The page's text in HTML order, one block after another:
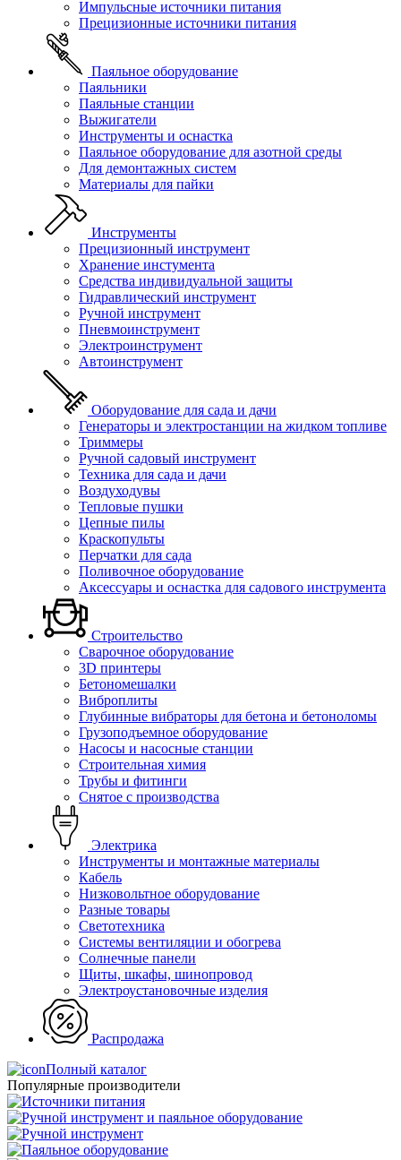
Импульсные источники питания
Прецизионные источники питания
Паяльное оборудование
Паяльники
Паяльные станции
Выжигатели
Инструменты и оснастка
Паяльное оборудование для азотной среды
Для демонтажных систем
Материалы для пайки
Инструменты
Прецизионный инструмент
Хранение инстумента
Средства индивидуальной защиты
Гидравлический инструмент
Ручной инструмент
Пневмоинструмент
Электроинструмент
Автоинструмент
Оборудование для сада и дачи
Генераторы и электростанции на жидком топливе
Триммеры
Ручной садовый инструмент
Техника для сада и дачи
Воздуходувы
Тепловые пушки
Цепные пилы
Краскопульты
Перчатки для сада
Поливочное оборудование
Аксессуары и оснастка для садового инструмента
Строительство
Сварочное оборудование
3D принтеры
Бетономешалки
Виброплиты
Глубинные вибраторы для бетона и бетоноломы
Грузоподъемное оборудование
Насосы и насосные станции
Строительная химия
Трубы и фитинги
Снятое с производства
Электрика
Инструменты и монтажные материалы
Кабель
Низковольтное оборудование
Разные товары
Светотехника
Системы вентиляции и обогрева
Солнечные панели
Щиты, шкафы, шинопровод
Электроустановочные изделия
Распродажа
Полный каталог
Популярные производители